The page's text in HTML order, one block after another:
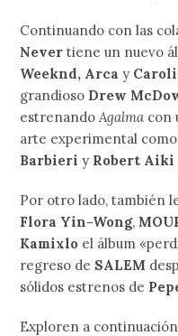
Continuando con las
Nevertiene un nuevo
Weeknd, Arcay
grandioso Drew
estrenandoAgalma con
arte experimental como
Barbieri y Robert Aiki
Por otro lado, también
Flora Yin-Wong,
Kamixlo el álbum
regreso de SALEM
sólidos estrenos de
Exploren a